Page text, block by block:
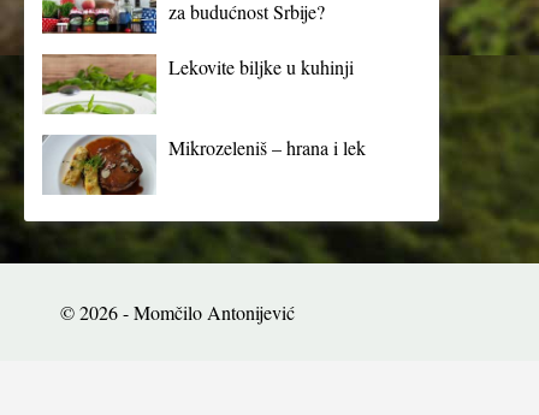
za budućnost Srbije?
Lekovite biljke u kuhinji
Mikrozeleniš – hrana i lek
© 2026 - Momčilo Antonijević